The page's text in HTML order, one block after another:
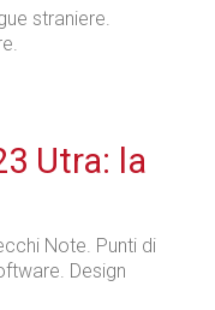
straniere.
Utra: la
Note. Punti di
Design